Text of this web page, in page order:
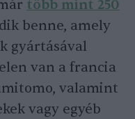
több mint 250
benne, amely
gyártásával
van a francia
valamint
vagy egyéb